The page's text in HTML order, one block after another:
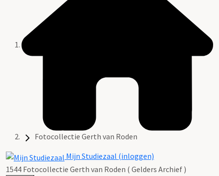
Fotocollectie Gerth van Roden
Mijn Studiezaal (inloggen)
1544 Fotocollectie Gerth van Roden ( Gelders Archief )